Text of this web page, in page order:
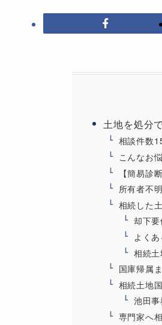
土地を処分
相談件数
こんなお
【簡易診
所有者不
相続した
却下
よく
相続
国庫帰属
相続土地
池田
専門家へ